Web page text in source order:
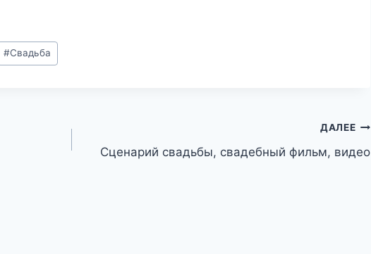
#Свадьба
ДАЛЕЕ
Сценарий свадьбы, свадебный фильм, видео